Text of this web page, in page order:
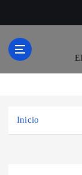
r
Inicio